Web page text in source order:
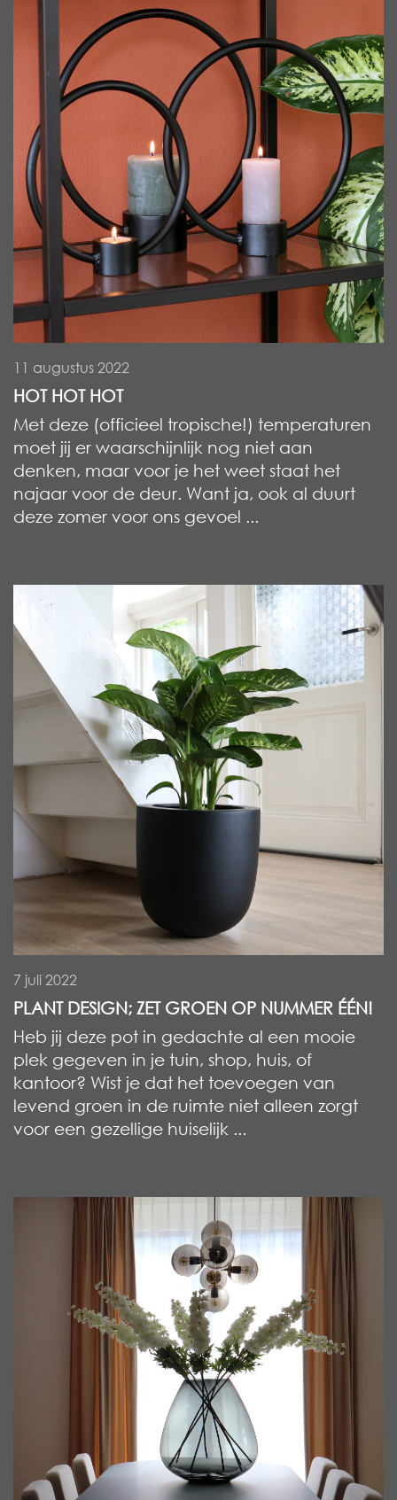
11 augustus 2022
HOT HOT HOT
Met deze (officieel tropische!) temperaturen
moet jij er waarschijnlijk nog niet aan
denken, maar voor je het weet staat het
najaar voor de deur. Want ja, ook al duurt
deze zomer voor ons gevoel ...
7 juli 2022
PLANT DESIGN; ZET GROEN OP NUMMER ÉÉN!
Heb jij deze pot in gedachte al een mooie
plek gegeven in je tuin, shop, huis, of
kantoor? Wist je dat het toevoegen van
levend groen in de ruimte niet alleen zorgt
voor een gezellige huiselijk ...